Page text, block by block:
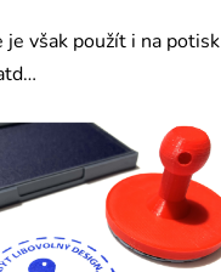
je však použít i na potisk